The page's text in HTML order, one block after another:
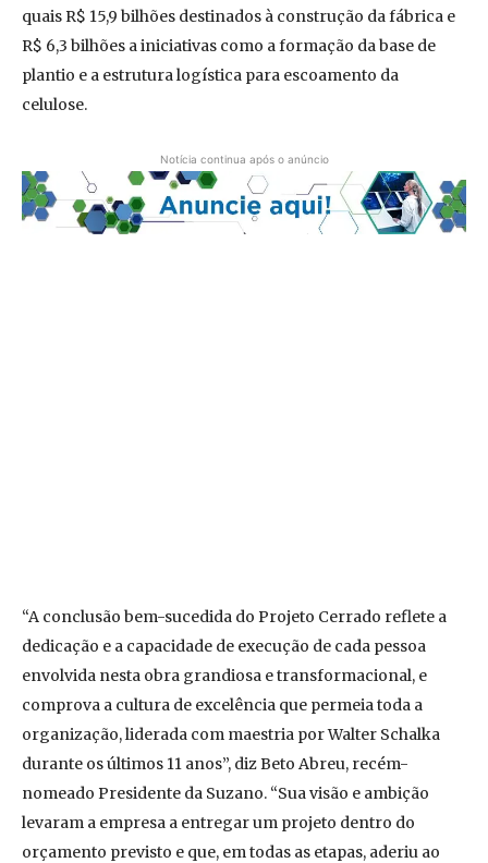
quais R$ 15,9 bilhões destinados à construção da fábrica e
R$ 6,3 bilhões a iniciativas como a formação da base de
plantio e a estrutura logística para escoamento da
celulose.
Notícia continua após o anúncio
“A conclusão bem-sucedida do Projeto Cerrado reflete a
dedicação e a capacidade de execução de cada pessoa
envolvida nesta obra grandiosa e transformacional, e
comprova a cultura de excelência que permeia toda a
organização, liderada com maestria por Walter Schalka
durante os últimos 11 anos”, diz Beto Abreu, recém-
nomeado Presidente da Suzano. “Sua visão e ambição
levaram a empresa a entregar um projeto dentro do
orçamento previsto e que, em todas as etapas, aderiu ao